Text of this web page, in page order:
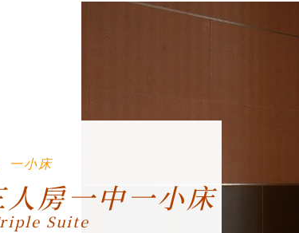
一小床
人房一中一小床
Suite